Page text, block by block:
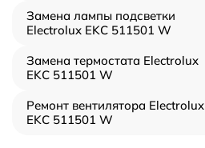
Замена лампы подсветки
Electrolux EKC 511501 W
Замена термостата Electrolux
EKC 511501 W
Ремонт вентилятора Electrolux
EKC 511501 W